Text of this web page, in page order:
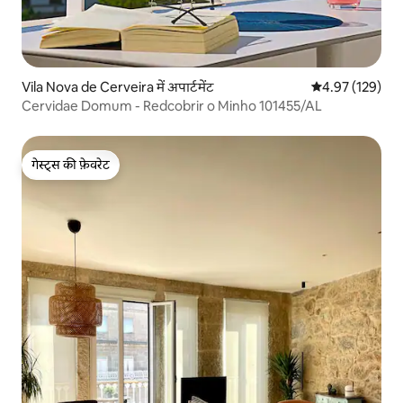
Vila Nova de Cerveira में अपार्टमेंट औसत रेटिंग 5 में से
4.97 (129)
Cervidae Domum - Redcobrir o Minho 101455/AL
गेस्ट्स की फ़ेवरेट
गेस्ट्स की फ़ेवरेट